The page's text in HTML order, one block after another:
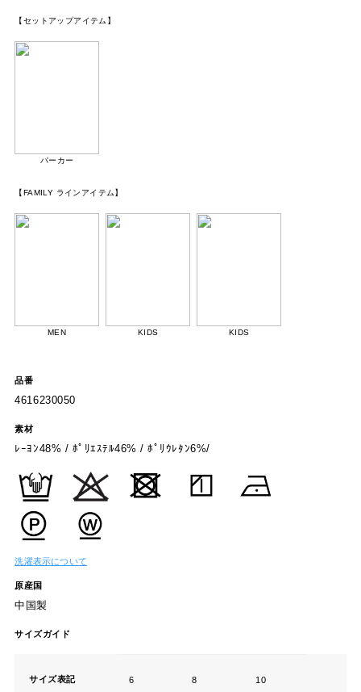
【セットアップアイテム】
パーカー
【FAMILY ラインアイテム】
MEN KIDS KIDS
品番
4616230050
素材
ﾚｰﾖﾝ48% / ﾎﾟﾘｴｽﾃﾙ46% / ﾎﾟﾘｳﾚﾀﾝ6%/
洗濯表示について
原産国
中国製
サイズガイド
サイズ表記 6 8 10